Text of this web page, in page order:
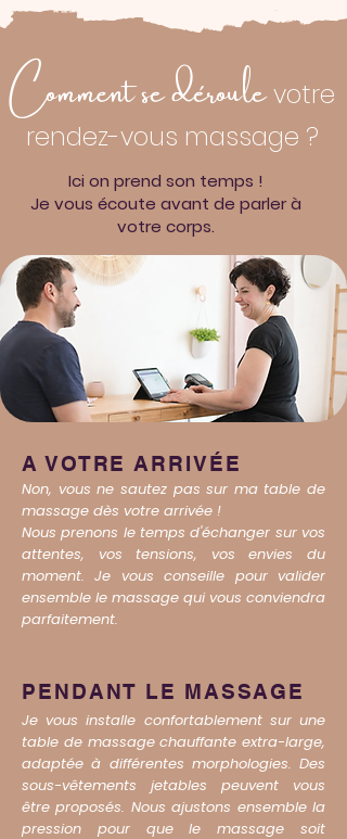
Comment se déroulevotre
rendez-vous massage ?
Ici on prend son temps !
Je vous écoute avant de parler à
votre corps.
A VOTRE ARRIVÉE
Non, vous ne sautez pas sur ma table de
massage dès votre arrivée !
Nous prenons le temps d'échanger sur vos
attentes, vos tensions, vos envies du
moment. Je vous conseille pour valider
ensemble le massage qui vous conviendra
parfaitement.
PENDANT LE MASSAGE
Je vous installe confortablement sur une
table de massage chauffante extra-large,
adaptée à différentes morphologies. Des
sous-vêtements jetables peuvent vous
être proposés. Nous ajustons ensemble la
pression pour que le massage soit